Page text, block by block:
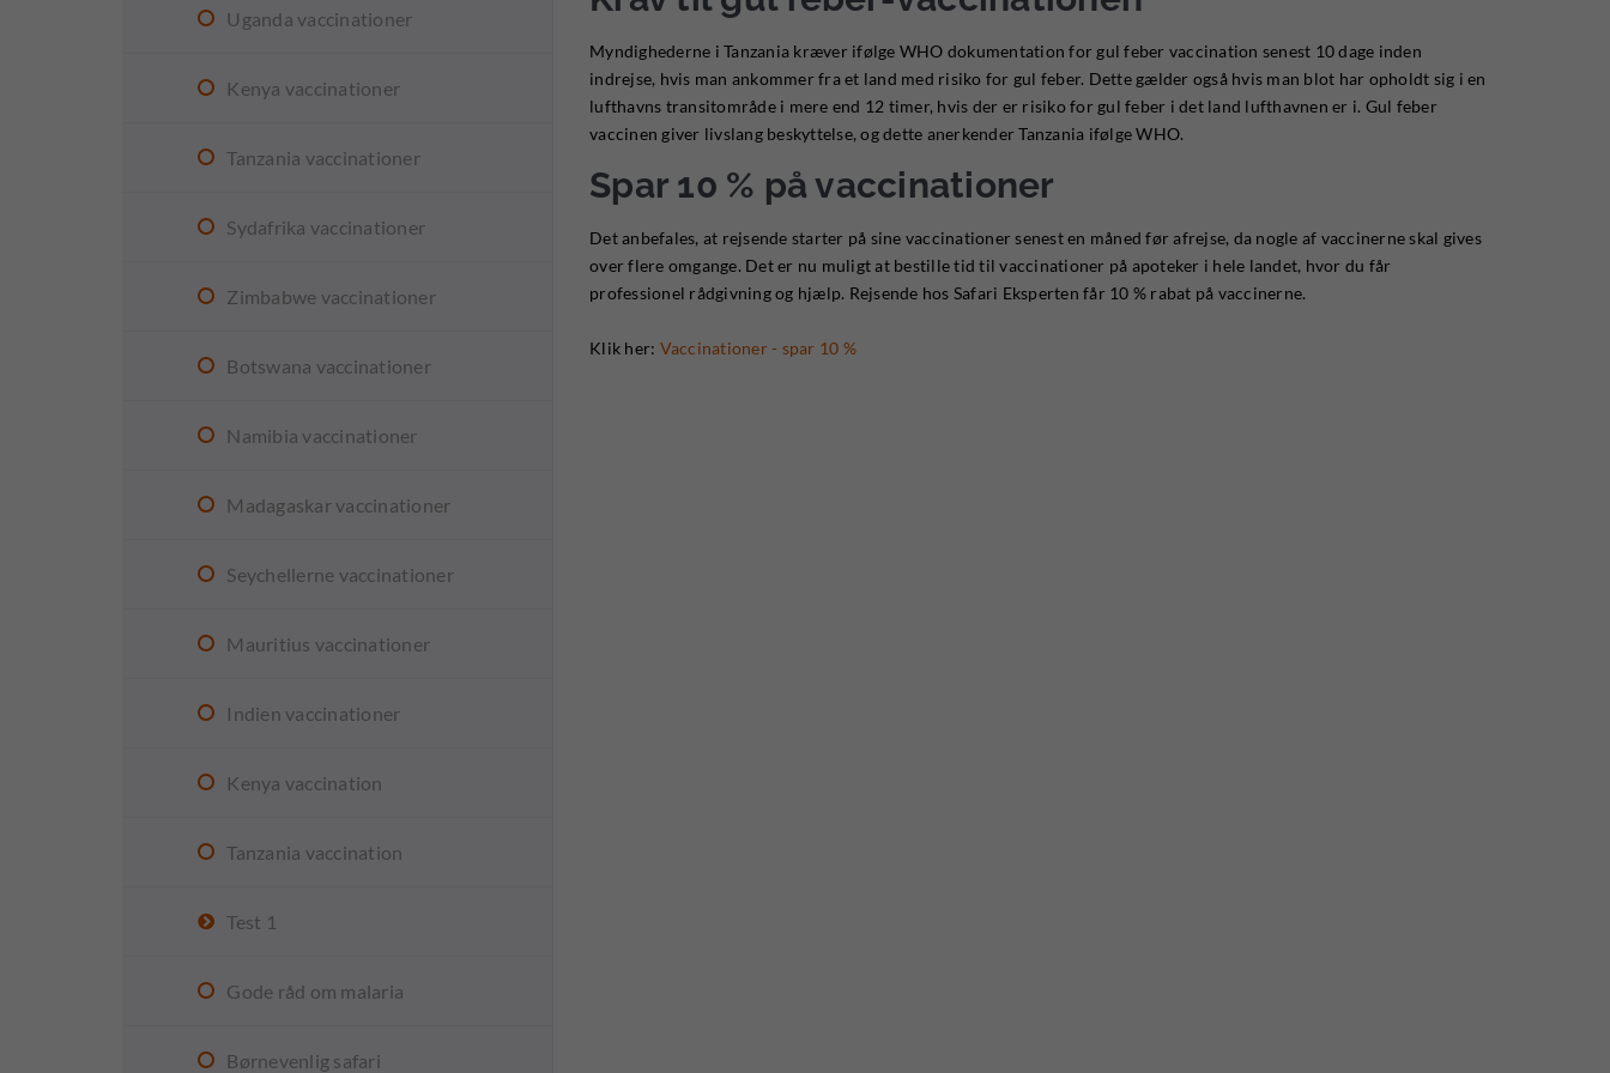
Uganda vaccinationer
Kenya vaccinationer
Tanzania vaccinationer
Sydafrika vaccinationer
Zimbabwe vaccinationer
Botswana vaccinationer
Namibia vaccinationer
Madagaskar vaccinationer
Seychellerne vaccinationer
Mauritius vaccinationer
Indien vaccinationer
Kenya vaccination
Tanzania vaccination
Test 1
Gode råd om malaria
Børnevenlig safari
Myndighederne i Tanzania kræver ifølge WHO dokumentation for gul feber vaccination senest 10 dage inden
indrejse, hvis man ankommer fra et land med risiko for gul feber. Dette gælder også hvis man blot har opholdt sig i en
lufthavns transitområde i mere end 12 timer, hvis der er risiko for gul feber i det land lufthavnen er i. Gul feber
vaccinen giver livslang beskyttelse, og dette anerkender Tanzania ifølge WHO.
Spar 10 % på vaccinationer
Det anbefales, at rejsende starter på sine vaccinationer senest en måned før afrejse, da nogle af vaccinerne skal gives
over flere omgange. Det er nu muligt at bestille tid til vaccinationer på apoteker i hele landet, hvor du får
professionel rådgivning og hjælp. Rejsende hos Safari Eksperten får 10 % rabat på vaccinerne.
Klik her: Vaccinationer - spar 10 %